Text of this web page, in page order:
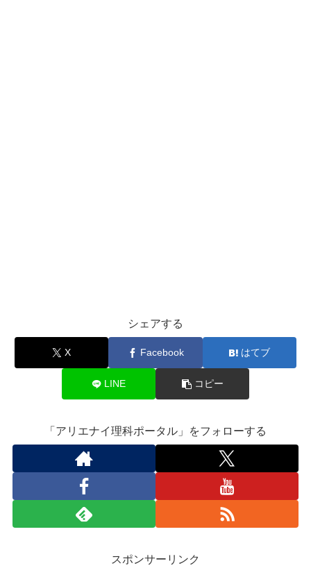
シェアする
X Facebook はてブ
LINE コピー
「アリエナイ理科ポータル」をフォローする
スポンサーリンク